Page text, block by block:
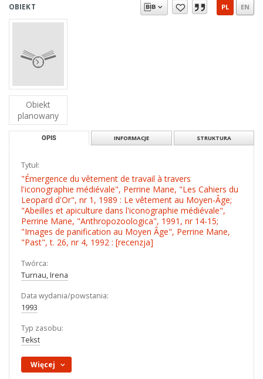
OBIEKT PL EN
Obiekt
planowany
OPIS INFORMACJE STRUKTURA
Tytuł:
"Émergence du vêtement de travail à travers
l'iconographie médiévale", Perrine Mane, "Les Cahiers du
Leopard d'Or", nr 1, 1989 : Le vêtement au Moyen-Âge;
"Abeilles et apiculture dans l'iconographie médiévale",
Perrine Mane, "Anthropozoologica", 1991, nr 14-15;
"Images de panification au Moyen Âge", Perrine Mane,
"Past", t. 26, nr 4, 1992 : [recenzja]
Twórca:
Turnau, Irena
Data wydania/powstania:
1993
Typ zasobu:
Tekst
Więcej